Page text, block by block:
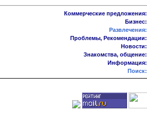
Коммерческие предложения:
Бизнес:
Развлечения:
Проблемы, Рекомендации:
Новости:
Знакомства, общение:
Информация:
Поиск: